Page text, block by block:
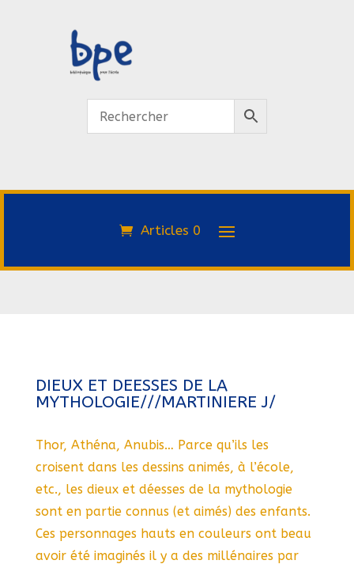
Articles 0
DIEUX ET DEESSES DE LA
MYTHOLOGIE///MARTINIERE J/
Thor, Athéna, Anubis… Parce qu’ils les
croisent dans les dessins animés, à l’école,
etc., les dieux et déesses de la mythologie
sont en partie connus (et aimés) des enfants.
Ces personnages hauts en couleurs ont beau
avoir été imaginés il y a des millénaires par